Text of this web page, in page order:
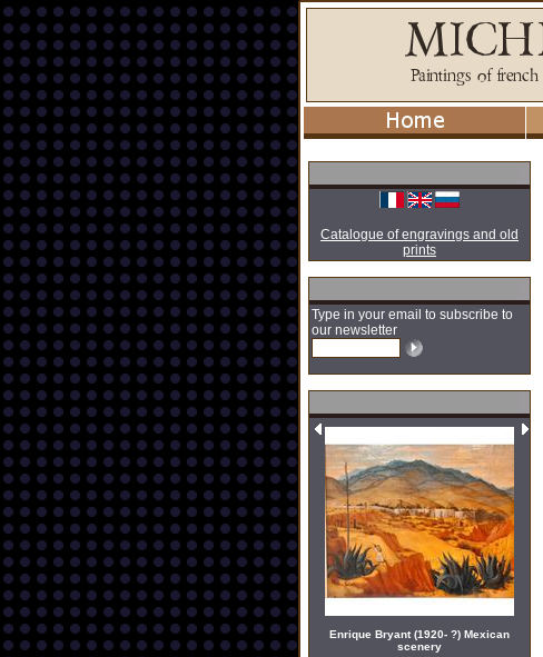
Catalogue of engravings and old
prints
Type in your email to subscribe to
our newsletter
Enrique Bryant (1920- ?) Mexican
scenery